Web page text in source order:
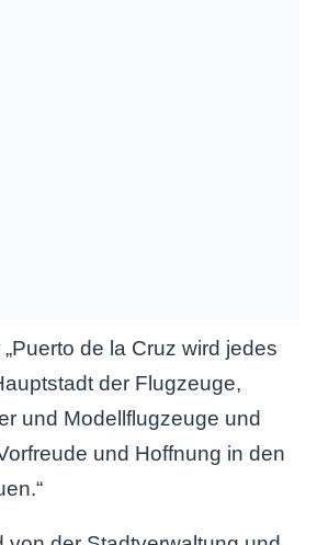
de la Cruz wird jedes
der Flugzeuge,
und Modellflugzeuge und
und Hoffnung in den